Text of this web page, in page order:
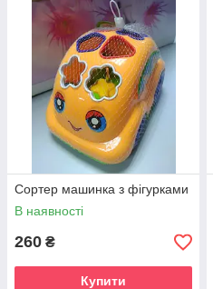
Сортер машинка з фігурками
В наявності
260 ₴
Купити